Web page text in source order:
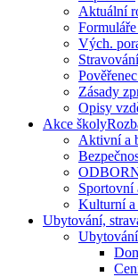
Aktuální
Vých.
Stravování
Zásady
Opisy
Akce školy
Aktivní a
Sportovní
Kulturní a
Ubytování,
Ubytování